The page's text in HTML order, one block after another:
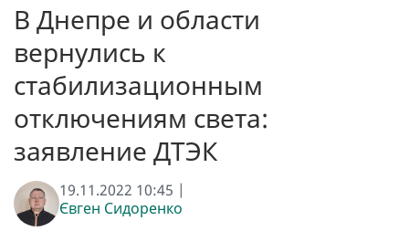
В Днепре и области
вернулись к
стабилизационным
отключениям света:
заявление ДТЭК
19.11.2022 10:45 |
Євген Сидоренко